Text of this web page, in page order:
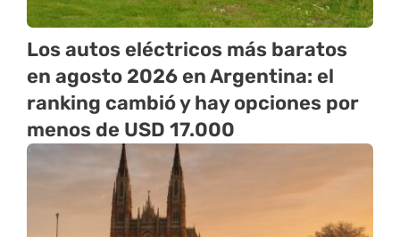
Los autos eléctricos más baratos
en agosto 2026 en Argentina: el
ranking cambió y hay opciones por
menos de USD 17.000